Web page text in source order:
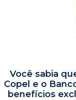
Você sabia
Copel e o
benefícios